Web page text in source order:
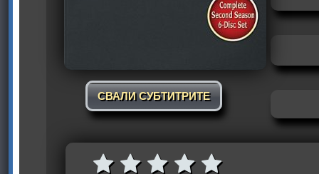
СВАЛИ СУБТИТРИТЕ